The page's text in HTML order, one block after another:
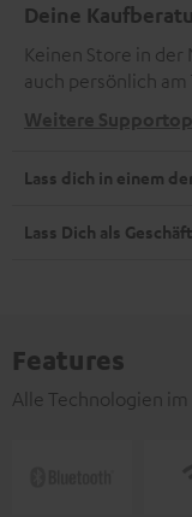
Deine
Keinen Store in
auch persönlich am
Weitere
Lass dich in einem
Lass Dich als
Features
Alle Technologien